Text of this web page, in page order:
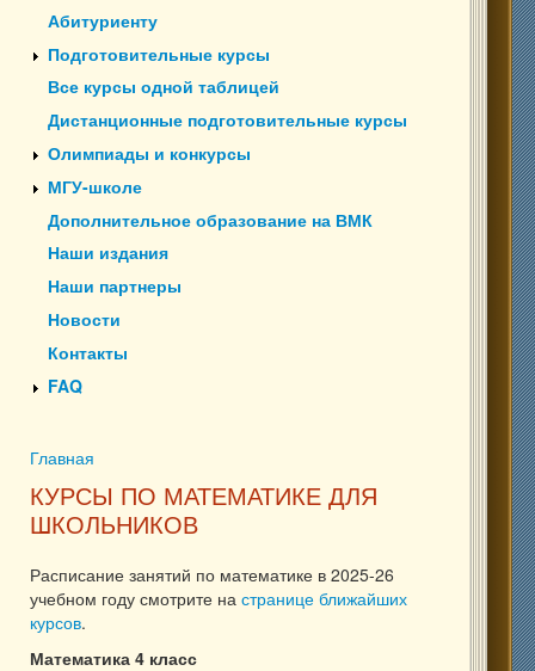
Абитуриенту
Подготовительные курсы
Все курсы одной таблицей
Дистанционные подготовительные курсы
Олимпиады и конкурсы
МГУ-школе
Дополнительное образование на ВМК
Наши издания
Наши партнеры
Новости
Контакты
FAQ
Вы здесь
Главная
КУРСЫ ПО МАТЕМАТИКЕ ДЛЯ
ШКОЛЬНИКОВ
Расписание занятий по математике в 2025-26
учебном году смотрите на странице ближайших
курсов.
Математика 4 класс